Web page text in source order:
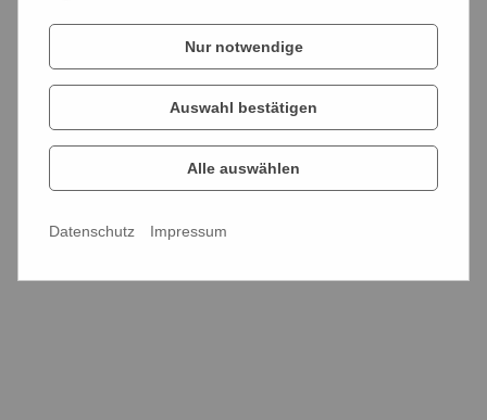
Downloads
Mediathek
Datenschutz
Cookie-Einstellungen
Nur notwendige
Auswahl bestätigen
Alle auswählen
Datenschutz Impressum